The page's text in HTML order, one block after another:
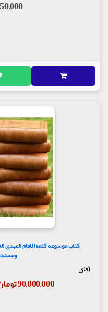
250,000
کتاب موسوعه کلمه الامام المهدی
آفاق
90,000,000 تومان